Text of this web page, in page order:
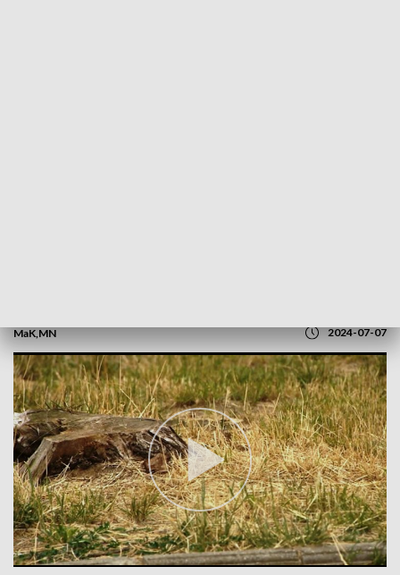
MaK,MN 2024-07-07